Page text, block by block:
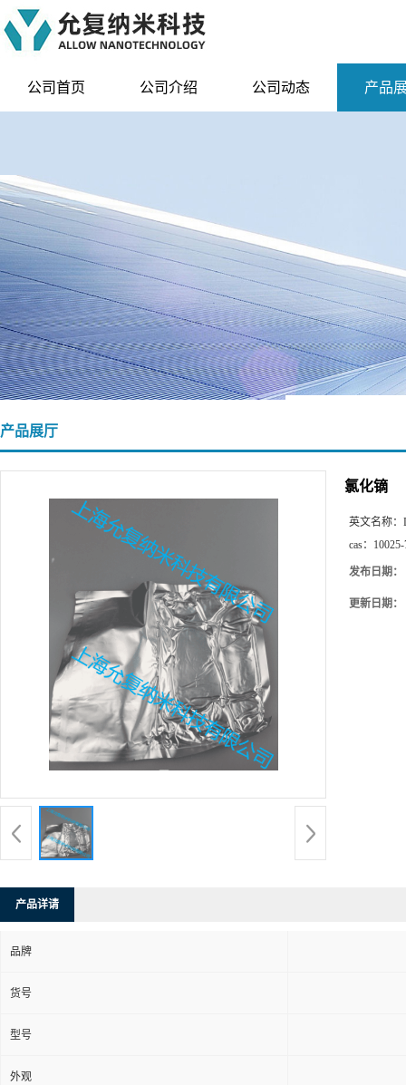
公司首页 公司介绍 公司动态 产品
产品展厅
氯化镝
英文名称：
cas：
发布日期：
更新日期：
产品详请
品牌
货号
型号
外观